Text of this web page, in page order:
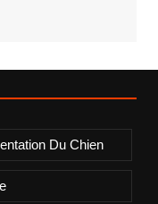
Du Chien